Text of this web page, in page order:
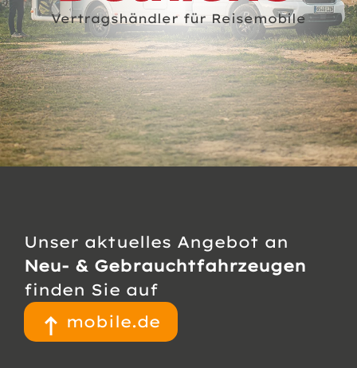
Vertragshändler für Reisemobile
Unser aktuelles Angebot an
Neu- & Gebraucht­fahrzeugen
finden Sie auf
mobile.de